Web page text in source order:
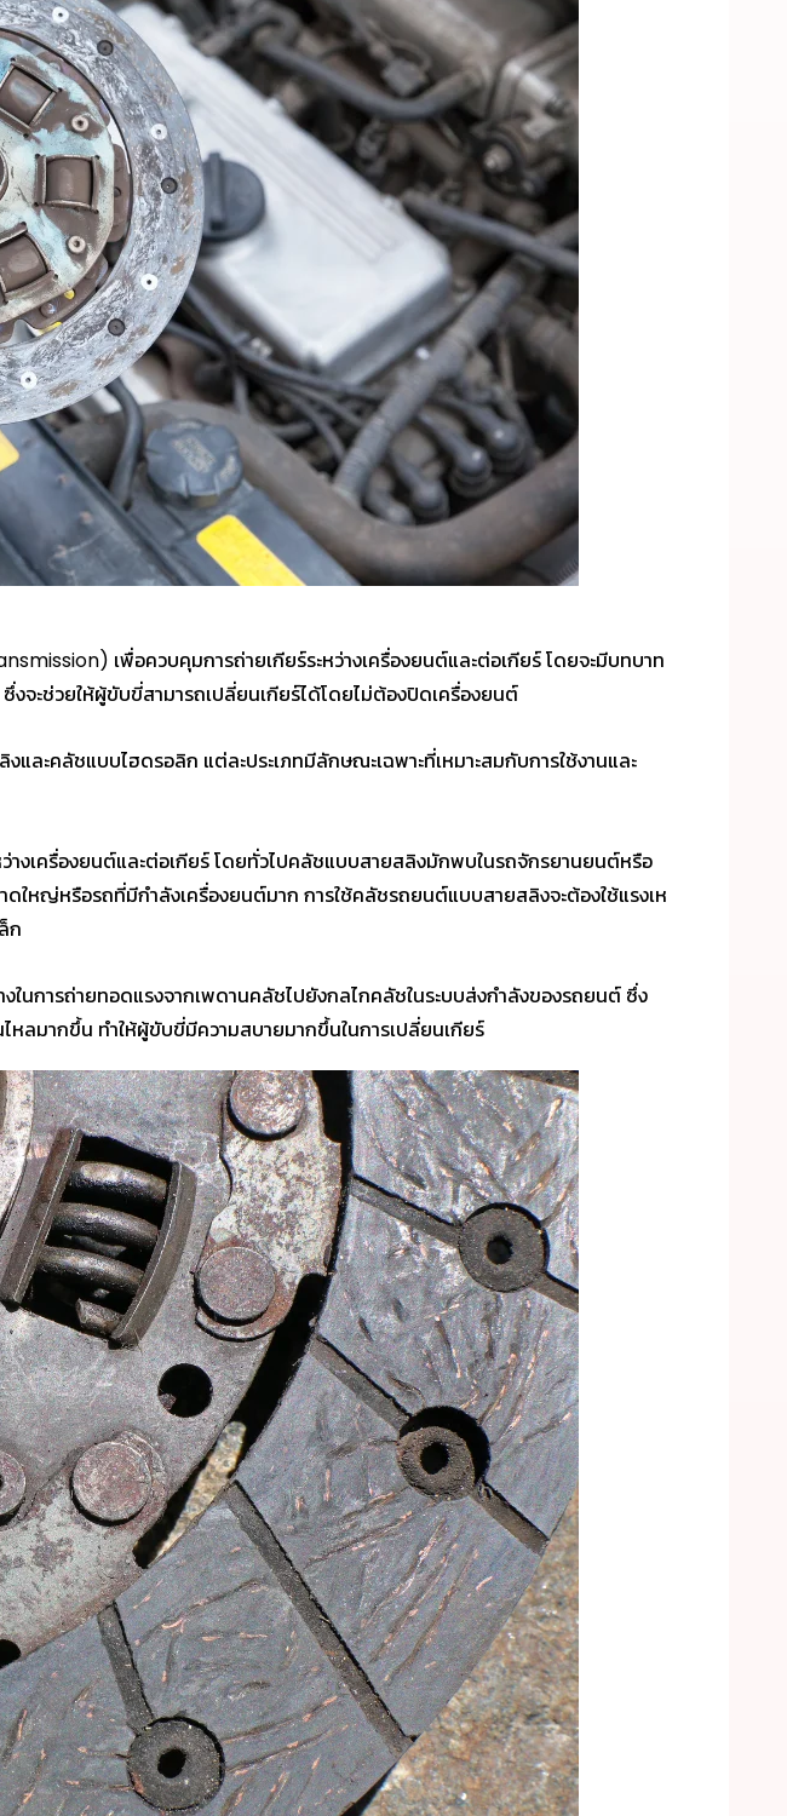
เพื่อควบคุมการถ่ายเกียร์ระหว่างเครื่องยนต์และต่อเกียร์ โดยจะมีบทบาท
จะช่วยให้ผู้ขับขี่สามารถเปลี่ยนเกียร์ได้โดยไม่ต้องปิดเครื่องยนต์
ะคลัชแบบไฮดรอลิก แต่ละประเภทมีลักษณะเฉพาะที่เหมาะสมกับการใช้งานและ
เครื่องยนต์และต่อเกียร์ โดยทั่วไปคลัชแบบสายสลิงมักพบในรถจักรยานยนต์หรือ
ใหญ่หรือรถที่มีกำลังเครื่องยนต์มาก การใช้คลัชรถยนต์แบบสายสลิงจะต้องใช้แรงเห
ก
การถ่ายทอดแรงจากเพดานคลัชไปยังกลไกคลัชในระบบส่งกำลังของรถยนต์ ซึ่ง
ลมากขึ้น ทำให้ผู้ขับขี่มีความสบายมากขึ้นในการเปลี่ยนเกียร์